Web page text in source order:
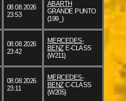
08.08.2026
23:53
ABARTH
GRANDE PUNTO
(199_)
08.08.2026
23:42
MERCEDES-
BENZE-CLASS
(W211)
08.08.2026
23:11
MERCEDES-
BENZC-CLASS
(W205)